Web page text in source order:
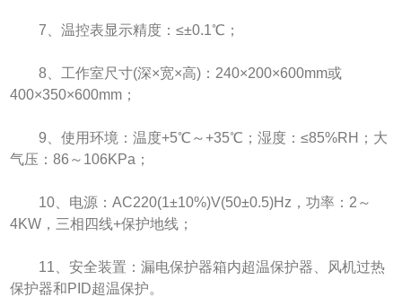
7、温控表显示精度：≤±0.1℃；
8、工作室尺寸(深×宽×高)：240×200×600mm或
400×350×600mm；
9、使用环境：温度+5℃～+35℃；湿度：≤85%RH；大
气压：86～106KPa；
10、电源：AC220(1±10%)V(50±0.5)Hz，功率：2～
4KW，三相四线+保护地线；
11、安全装置：漏电保护器箱内超温保护器、风机过热
保护器和PID超温保护。